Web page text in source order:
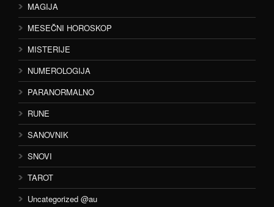
MAGIJA
MESEČNI HOROSKOP
MISTERIJE
NUMEROLOGIJA
PARANORMALNO
RUNE
SANOVNIK
SNOVI
TAROT
Uncategorized @au